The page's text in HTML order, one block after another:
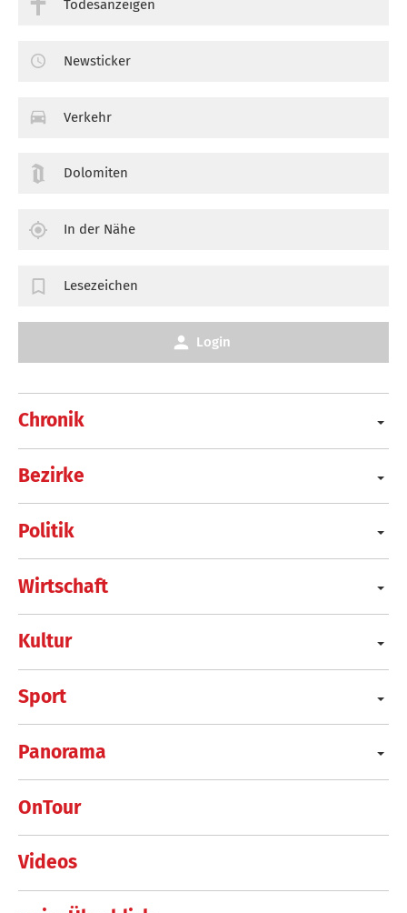
Chronik
Bezirke
Politik
Wirtschaft
Kultur
Sport
Panorama
OnTour
Videos
Todesanzeigen
Newsticker
Verkehr
Dolomiten
In der Nähe
Lesezeichen
Login